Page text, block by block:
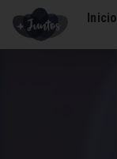
Inicio